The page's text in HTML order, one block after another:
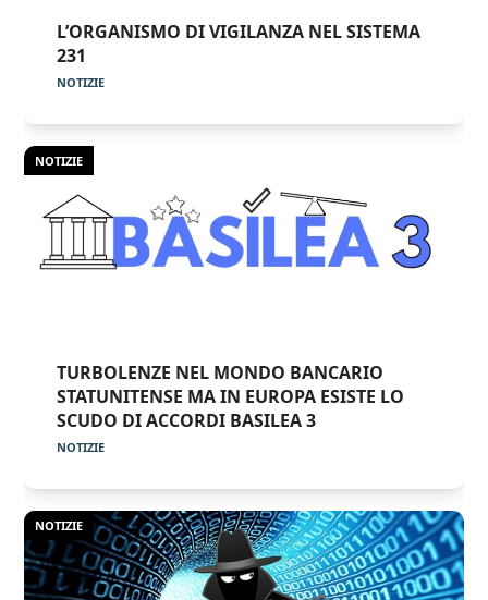
L’ORGANISMO DI VIGILANZA NEL SISTEMA
231
NOTIZIE
NOTIZIE
TURBOLENZE NEL MONDO BANCARIO
STATUNITENSE MA IN EUROPA ESISTE LO
SCUDO DI ACCORDI BASILEA 3
NOTIZIE
NOTIZIE